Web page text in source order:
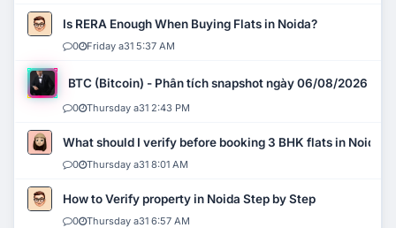
Is RERA Enough When Buying Flats in Noida?
0 Friday a31 5:37 AM
BTC (Bitcoin) - Phân tích snapshot ngày 06/08/2026
0 Thursday a31 2:43 PM
What should I verify before booking 3 BHK flats in Noida?
0 Thursday a31 8:01 AM
How to Verify property in Noida Step by Step
0 Thursday a31 6:57 AM